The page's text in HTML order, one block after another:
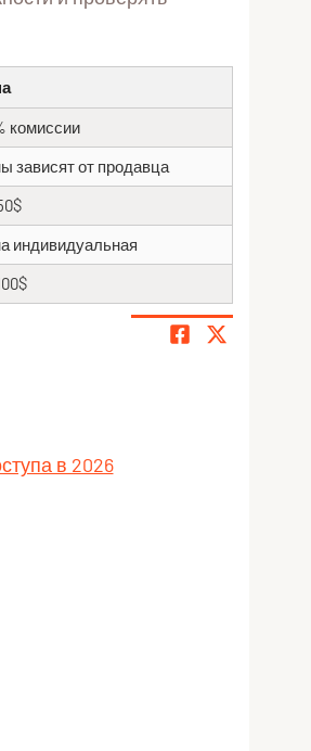
комиссии
зависят от продавца
индивидуальная
в 2026